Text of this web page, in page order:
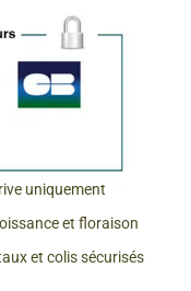
uniquement
et floraison
et colis sécurisés